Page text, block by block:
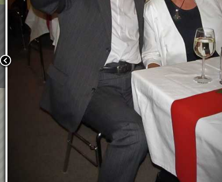
Wir verwenden Cookies, um unsere Webseite für Sie
benutzerfreundlich zu gestalten. Wenn Sie fortfahren,
an, dass Sie mit der Verwendung von Cookies auf
einverstanden sind.
Weitere Informationen:
Datenschutzerklärung/Cookie-
FFBall2018